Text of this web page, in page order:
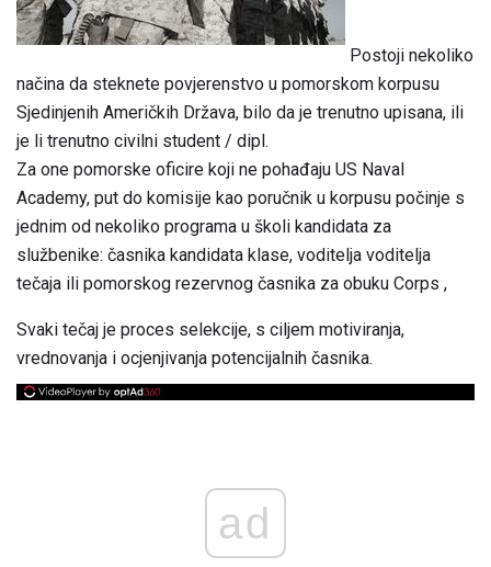
Postoji nekoliko
načina da steknete povjerenstvo u pomorskom korpusu
Sjedinjenih Američkih Država, bilo da je trenutno upisana, ili
je li trenutno civilni student / dipl.
Za one pomorske oficire koji ne pohađaju US Naval
Academy, put do komisije kao poručnik u korpusu počinje s
jednim od nekoliko programa u školi kandidata za
službenike: časnika kandidata klase, voditelja voditelja
tečaja ili pomorskog rezervnog časnika za obuku Corps ,
Svaki tečaj je proces selekcije, s ciljem motiviranja,
vrednovanja i ocjenjivanja potencijalnih časnika.
ad